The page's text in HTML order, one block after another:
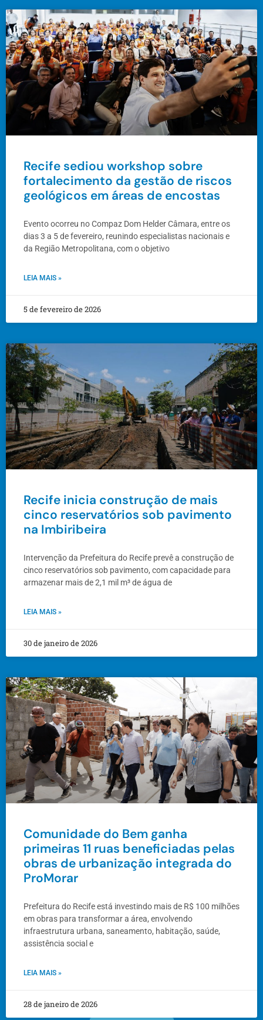
Recife sediou workshop sobre
fortalecimento da gestão de riscos
geológicos em áreas de encostas
Evento ocorreu no Compaz Dom Helder Câmara, entre os
dias 3 a 5 de fevereiro, reunindo especialistas nacionais e
da Região Metropolitana, com o objetivo
LEIA MAIS »
5 de fevereiro de 2026
Recife inicia construção de mais
cinco reservatórios sob pavimento
na Imbiribeira
Intervenção da Prefeitura do Recife prevê a construção de
cinco reservatórios sob pavimento, com capacidade para
armazenar mais de 2,1 mil m³ de água de
LEIA MAIS »
30 de janeiro de 2026
Comunidade do Bem ganha
primeiras 11 ruas beneficiadas pelas
obras de urbanização integrada do
ProMorar
Prefeitura do Recife está investindo mais de R$ 100 milhões
em obras para transformar a área, envolvendo
infraestrutura urbana, saneamento, habitação, saúde,
assistência social e
LEIA MAIS »
28 de janeiro de 2026